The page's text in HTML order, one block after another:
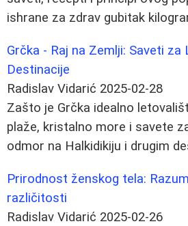
ishrane za zdrav gubitak
Grčka - Raj na Zemlji: Saveti za
Destinacije
Radislav Vidarić 2025-02-28
Zašto je Grčka idealno
plaže, kristalno more i savete
odmor na Halkidikiju i drugim
Prirodnost ženskog tela:
različitosti
Radislav Vidarić 2025-02-26